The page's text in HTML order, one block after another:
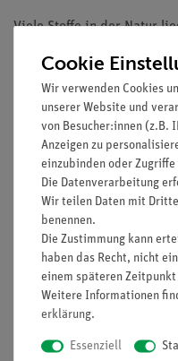
Viele Stoffe in der Natur
durch physikalische
einzelne Bestandteile
In diesem
Gemischtrennung Salz
einer Mischung der
und gießt die entstehende
Papierfilter. Der Sand
mit dem gelösten Salz
untergestellten
Zusätzlich wird in diesem
der technischen
Magnetscheidung
Cookie
Wir verwenden Cookies
unserer Website und
von Besucher:innen (z.B.
Anzeigen zu
einzubinden oder
Die Datenverarbeitung
Wir teilen Daten mit
benennen.
Die Zustimmung kann
haben das Recht, nicht
einem späteren
Weitere Informationen
erklärung.
Essenziell